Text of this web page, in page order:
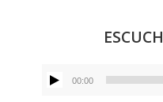
00:00